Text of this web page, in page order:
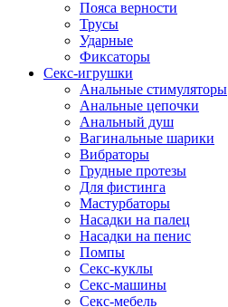
Пояса верности
Трусы
Ударные
Фиксаторы
Секс-игрушки
Анальные стимуляторы
Анальные цепочки
Анальный душ
Вагинальные шарики
Вибраторы
Грудные протезы
Для фистинга
Мастурбаторы
Насадки на палец
Насадки на пенис
Помпы
Секс-куклы
Секс-машины
Секс-мебель